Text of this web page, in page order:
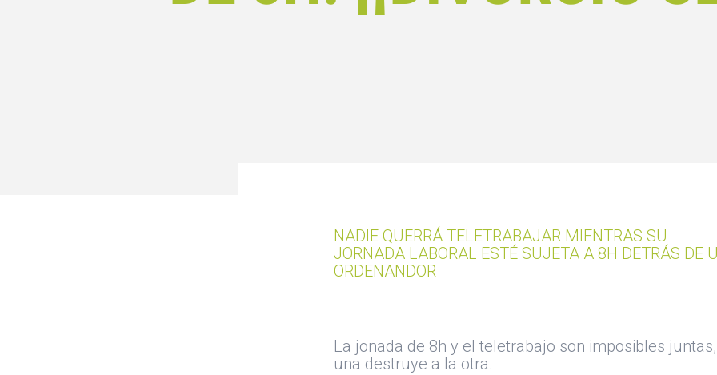
NADIE QUERRÁ TELETRABAJAR MIENTRAS SU
JORNADA LABORAL ESTÉ SUJETA A 8H DETRÁS DE
ORDENANDOR
La jonada de 8h y el teletrabajo son imposibles
una destruye a la otra.